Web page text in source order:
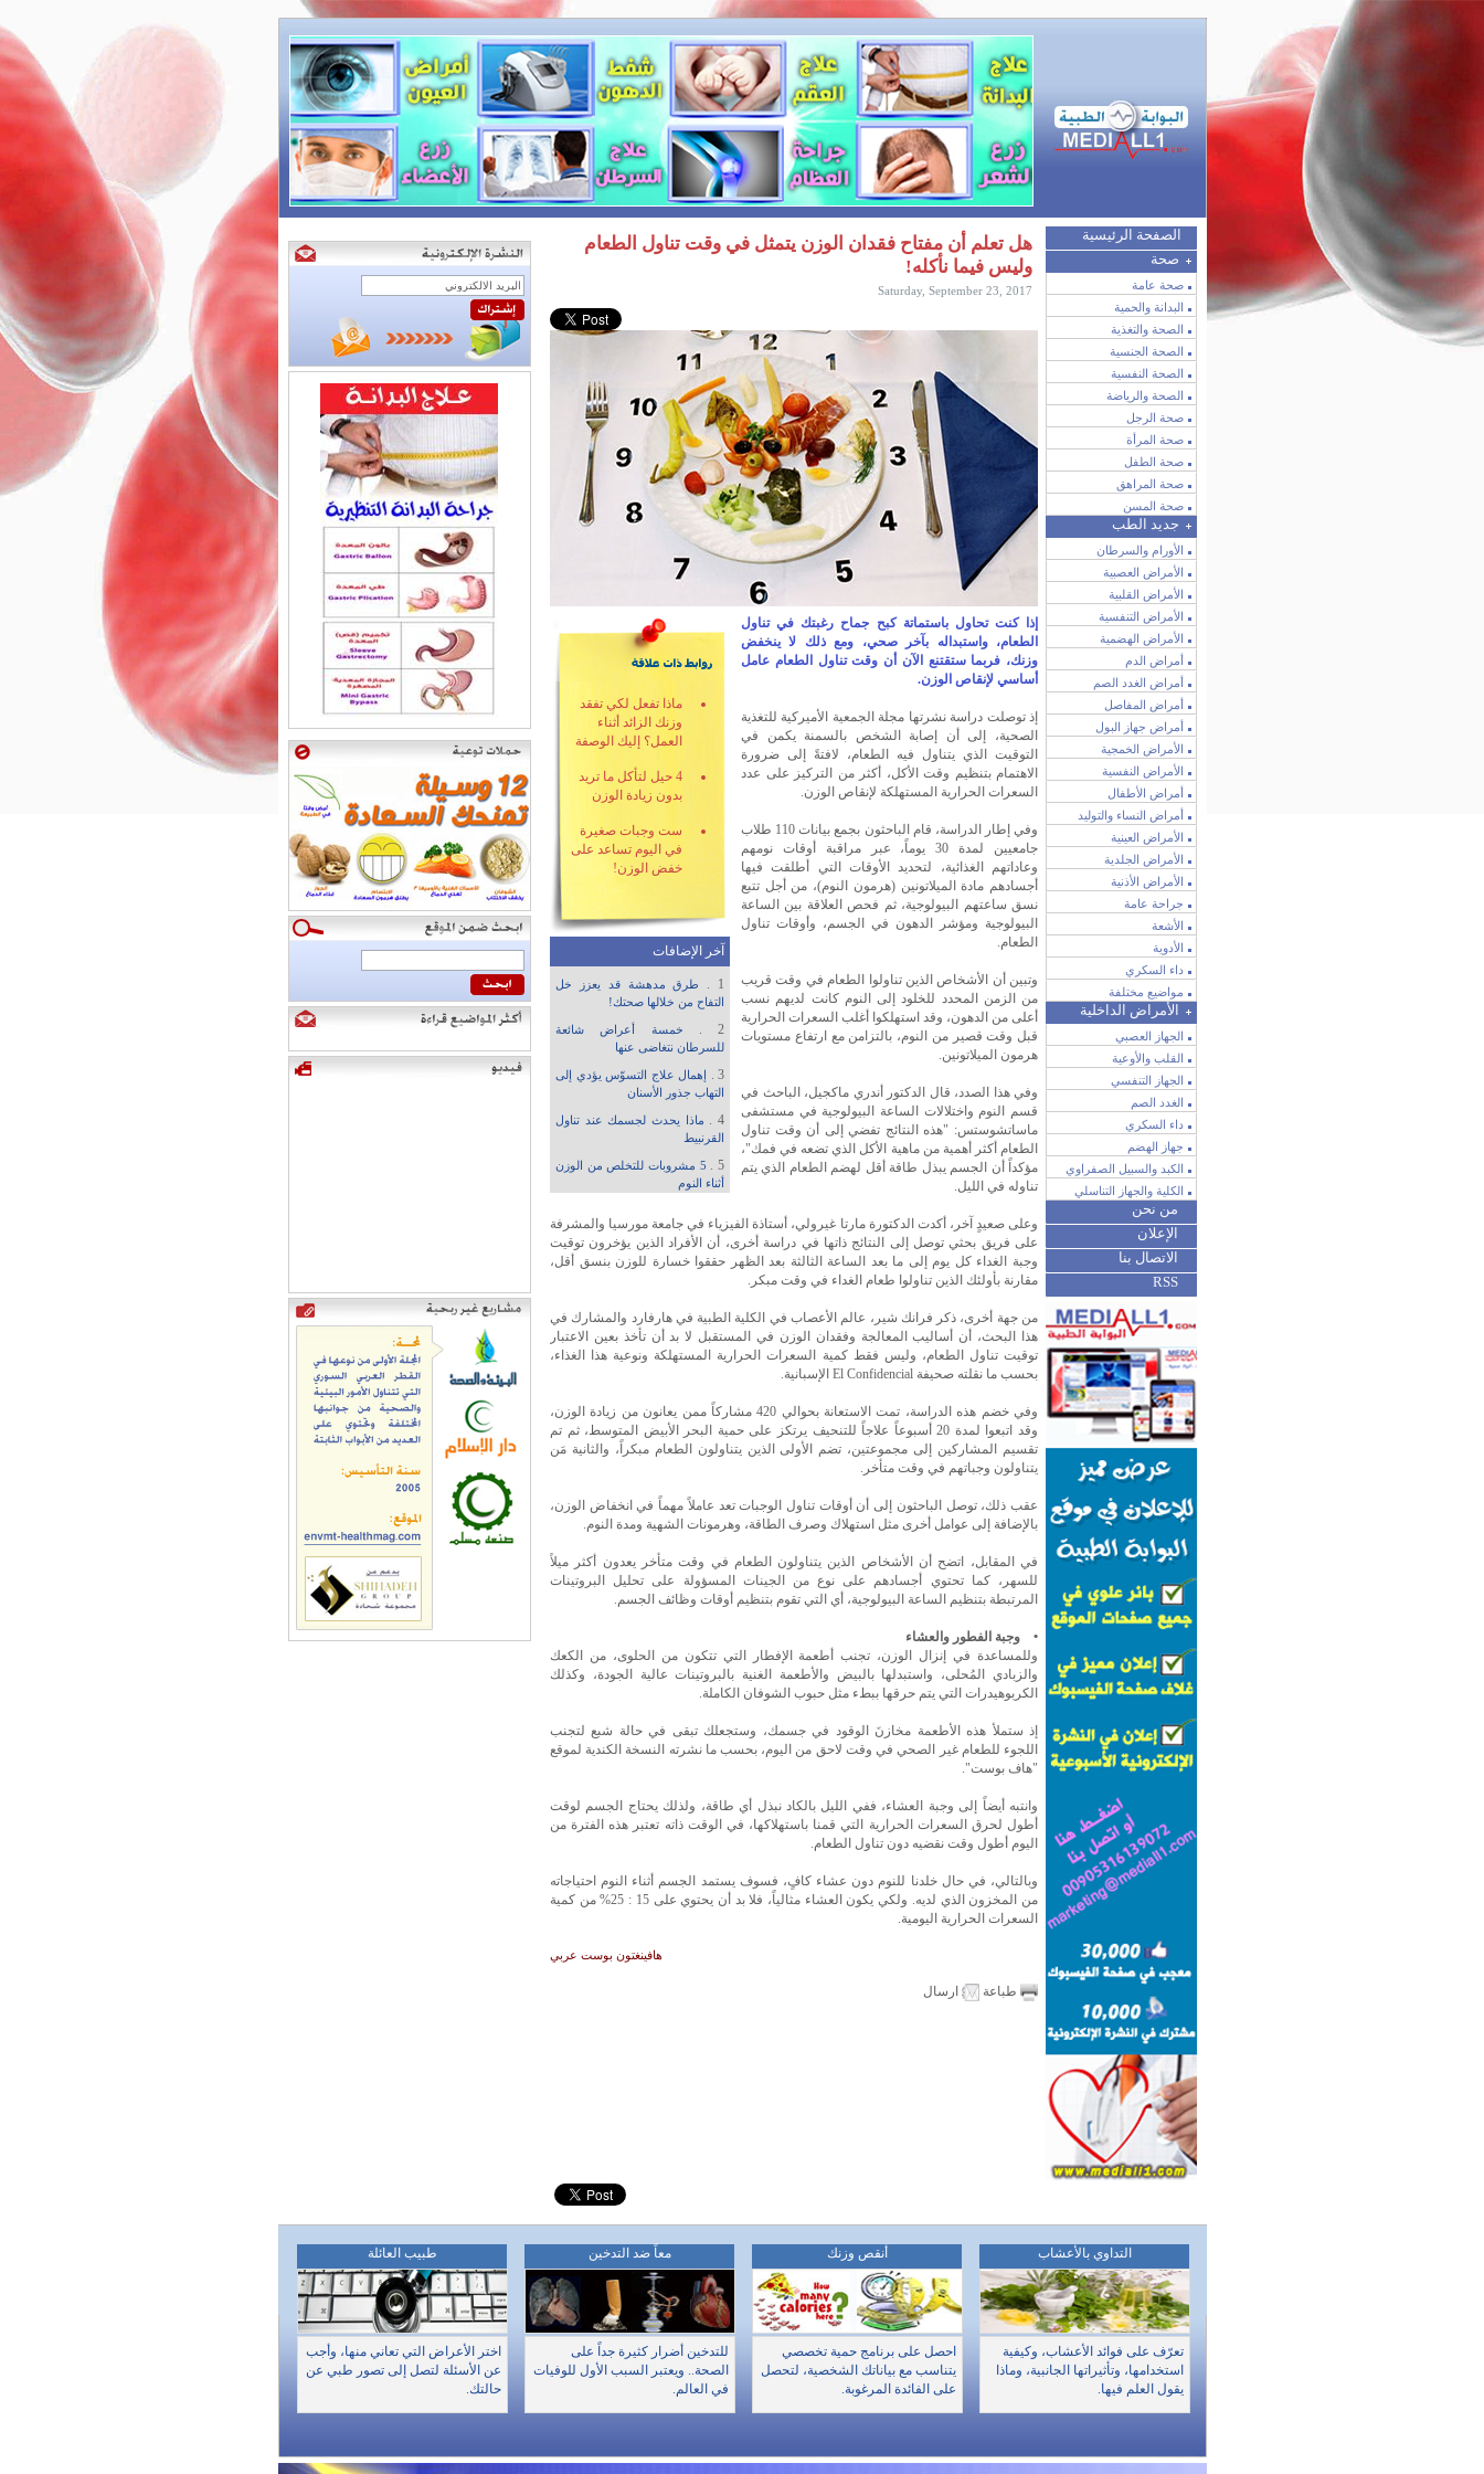
الصفحة الرئيسية
صحة
صحة عامة
البدانة والحمية
الصحة والتغذية
الصحة الجنسية
الصحة النفسية
الصحة والرياضة
صحة الرجل
صحة المرأة
صحة الطفل
صحة المراهق
صحة المسن
جديد الطب
الأورام والسرطان
الأمراض العصبية
الأمراض القلبية
الأمراض التنفسية
الأمراض الهضمية
أمراض الدم
أمراض الغدد الصم
أمراض المفاصل
أمراض جهاز البول
الأمراض الخمجية
الأمراض النفسية
أمراض الأطفال
أمراض النساء والتوليد
الأمراض العينية
الأمراض الجلدية
الأمراض الأذنية
جراحة عامة
الأشعة
الأدوية
داء السكري
مواضيع مختلفة
الأمراض الداخلية
الجهاز العصبي
القلب والأوعية
الجهاز التنفسي
الغدد الصم
داء السكري
جهاز الهضم
الكبد والسبيل الصفراوي
الكلية والجهاز التناسلي
من نحن
الإعلان
الاتصال بنا
RSS
هل تعلم أن مفتاح فقدان الوزن يتمثل في وقت تناول الطعام
وليس فيما نأكله!
Saturday, September 23, 2017
ماذا تفعل لكي تفقد
وزنك الزائد أثناء
العمل؟ إليك الوصفة
4 حيل لتأكل ما تريد
بدون زيادة الوزن
ست وجبات صغيرة
في اليوم تساعد على
خفض الوزن!
آخر الإضافات
1 .
طرق مدهشة قد يعزز خل
التفاح من خلالها صحتك!
2 .
خمسة أعراض شائعة
للسرطان نتغاضى عنها
3 .
إهمال علاج التسوّس يؤدي إلى
التهاب جذور الأسنان
4 .
ماذا يحدث لجسمك عند تناول
القرنبيط
5 .
5 مشروبات للتخلص من الوزن
أثناء النوم
إذا كنت تحاول باستماتة كبح جماح رغبتك في تناول
الطعام، واستبداله بآخر صحي، ومع ذلك لا ينخفض
وزنك، فربما ستقتنع الآن أن وقت تناول الطعام عامل
أساسي لإنقاص الوزن.
إذ توصلت دراسة نشرتها مجلة الجمعية الأميركية للتغذية
الصحية، إلى أن إصابة الشخص بالسمنة يكمن في
التوقيت الذي يتناول فيه الطعام، لافتةً إلى ضرورة
الاهتمام بتنظيم وقت الأكل، أكثر من التركيز على عدد
السعرات الحرارية المستهلكة لإنقاص الوزن.
وفي إطار الدراسة، قام الباحثون بجمع بيانات 110 طلاب
جامعيين لمدة 30 يوماً، عبر مراقبة أوقات نومهم
وعاداتهم الغذائية، لتحديد الأوقات التي أطلقت فيها
أجسادهم مادة الميلاتونين (هرمون النوم)، من أجل تتبع
نسق ساعتهم البيولوجية، ثم فحص العلاقة بين الساعة
البيولوجية ومؤشر الدهون في الجسم، وأوقات تناول
الطعام.
وتبين أن الأشخاص الذين تناولوا الطعام في وقت قريب
من الزمن المحدد للخلود إلى النوم كانت لديهم نسب
أعلى من الدهون، وقد استهلكوا أغلب السعرات الحرارية
قبل وقت قصير من النوم، بالتزامن مع ارتفاع مستويات
هرمون الميلاتونين.
وفي هذا الصدد، قال الدكتور أندري ماكجيل، الباحث في
قسم النوم واختلالات الساعة البيولوجية في مستشفى
ماساتشوستس: "هذه النتائج تفضي إلى أن وقت تناول
الطعام أكثر أهمية من ماهية الأكل الذي تضعه في فمك"،
مؤكداً أن الجسم يبذل طاقة أقل لهضم الطعام الذي يتم
تناوله في الليل.
وعلى صعيدٍ آخر، أكدت الدكتورة مارتا غيرولي، أستاذة الفيزياء في جامعة مورسيا والمشرفة
على فريق بحثي توصل إلى النتائج ذاتها في دراسة أخرى، أن الأفراد الذين يؤخرون توقيت
وجبة الغداء كل يوم إلى ما بعد الساعة الثالثة بعد الظهر حققوا خسارة للوزن بنسق أقل،
مقارنة بأولئك الذين تناولوا طعام الغداء في وقت مبكر.
من جهة أخرى، ذكر فرانك شير، عالم الأعصاب في الكلية الطبية في هارفارد والمشارك في
هذا البحث، أن أساليب المعالجة وفقدان الوزن في المستقبل لا بد أن تأخذ بعين الاعتبار
توقيت تناول الطعام، وليس فقط كمية السعرات الحرارية المستهلكة ونوعية هذا الغذاء،
بحسب ما نقلته صحيفة El Confidencial الإسبانية.
وفي خضم هذه الدراسة، تمت الاستعانة بحوالي 420 مشاركاً ممن يعانون من زيادة الوزن،
وقد اتبعوا لمدة 20 أسبوعاً علاجاً للتنحيف يرتكز على حمية البحر الأبيض المتوسط، ثم تم
تقسيم المشاركين إلى مجموعتين، تضم الأولى الذين يتناولون الطعام مبكراً، والثانية مَن
يتناولون وجباتهم في وقت متأخر.
عقب ذلك، توصل الباحثون إلى أن أوقات تناول الوجبات تعد عاملاً مهماً في انخفاض الوزن،
بالإضافة إلى عوامل أخرى مثل استهلاك وصرف الطاقة، وهرمونات الشهية ومدة النوم.
في المقابل، اتضح أن الأشخاص الذين يتناولون الطعام في وقت متأخر يعدون أكثر ميلاً
للسهر، كما تحتوي أجسادهم على نوع من الجينات المسؤولة على تحليل البروتينات
المرتبطة بتنظيم الساعة البيولوجية، أي التي تقوم بتنظيم أوقات وظائف الجسم.
• وجبة الفطور والعشاء
وللمساعدة في إنزال الوزن، تجنب أطعمة الإفطار التي تتكون من الحلوى، من الكعك
والزبادي المُحلى، واستبدلها بالبيض والأطعمة الغنية بالبروتينات عالية الجودة، وكذلك
الكربوهيدرات التي يتم حرقها ببطء مثل حبوب الشوفان الكاملة.
إذ ستملأ هذه الأطعمة مخازنَ الوقود في جسمك، وستجعلك تبقى في حالة شبع لتجنب
اللجوء للطعام غير الصحي في وقت لاحق من اليوم، بحسب ما نشرته النسخة الكندية لموقع
"هاف بوست".
وانتبه أيضاً إلى وجبة العشاء، ففي الليل بالكاد نبذل أي طاقة، ولذلك يحتاج الجسم لوقت
أطول لحرق السعرات الحرارية التي قمنا باستهلاكها، في الوقت ذاته تعتبر هذه الفترة من
اليوم أطول وقت نقضيه دون تناول الطعام.
وبالتالي، في حال خلدنا للنوم دون عشاء كافٍ، فسوف يستمد الجسم أثناء النوم احتياجاته
من المخزون الذي لديه. ولكي يكون العشاء مثالياً، فلا بد أن يحتوي على 15 : 25% من كمية
السعرات الحرارية اليومية.
هافينغتون بوست عربي
طباعة ارسال
طبيب العائلة
اختر الأعراض التي تعاني منها، وأجب
عن الأسئلة لتصل إلى تصور طبي عن
حالتك.
معاً ضد التدخين
للتدخين أضرار كثيرة جداً على
الصحة.. ويعتبر السبب الأول للوفيات
في العالم.
أنقص وزنك
احصل على برنامج حمية تخصصي
يتناسب مع بياناتك الشخصية، لتحصل
على الفائدة المرغوبة.
التداوي بالأعشاب
تعرّف على فوائد الأعشاب، وكيفية
استخدامها، وتأثيراتها الجانبية، وماذا
يقول العلم فيها.